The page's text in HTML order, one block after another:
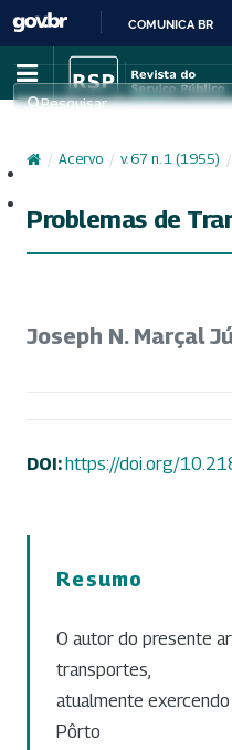
COMUNICA BR
Pesquisar
/ Acervo / v. 67 n. 1 (1955) /
Problemas de
Joseph N. Marçal
DOI:https://doi.org/
Resumo
O autor do presente
transportes,
atualmente
Pôrto